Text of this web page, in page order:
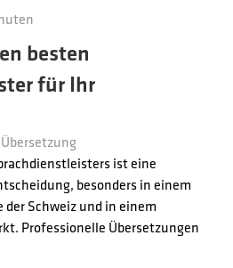
besten
für Ihr
Übersetzung
ist eine
besonders in einem
der Schweiz und in einem
Professionelle Übersetzungen